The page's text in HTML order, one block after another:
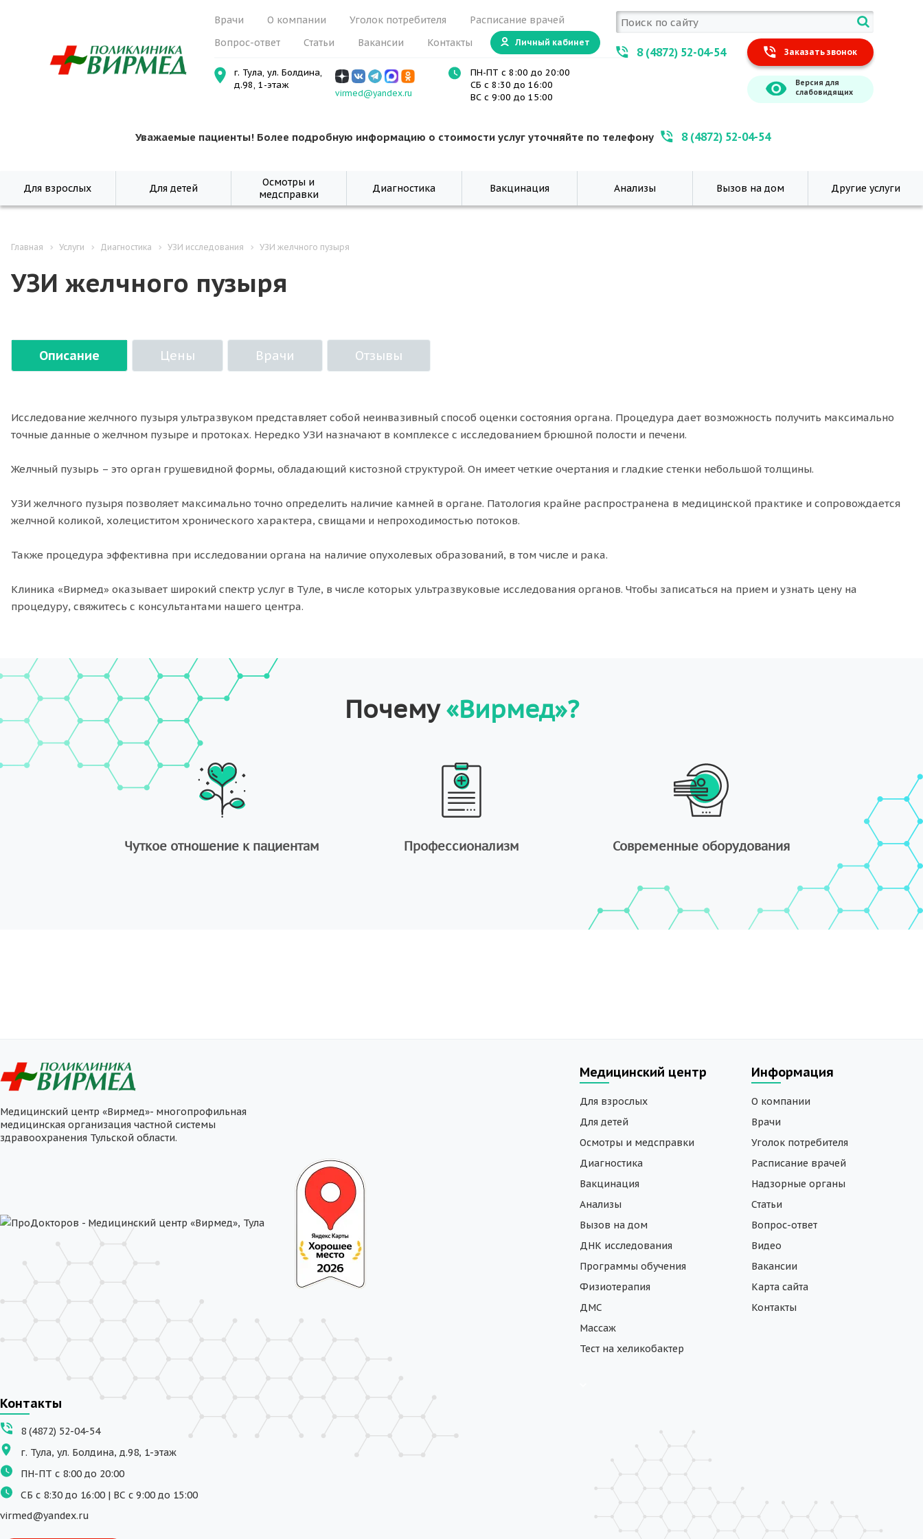
Врачи О компании Уголок потребителя
Расписание врачей
Вопрос-ответ
Статьи Вакансии Контакты Личный кабинет
г. Тула, ул. Болдина,
д.98, 1-этаж
virmed@yandex.ru
ПН-ПТ с 8:00 до 20:00
СБ с 8:30 до 16:00
ВС с 9:00 до 15:00
8 (4872) 52-04-54 Заказать звонок
Версия для
слабовидящих
Уважаемые пациенты! Более подробную информацию о стоимости услуг уточняйте по телефону 8 (4872) 52-04-54
Для взрослых Для детей
Осмотры и
медсправки
Диагностика Вакцинация Анализы Вызов на дом Другие услуги
Главная Услуги Диагностика УЗИ исследования УЗИ желчного пузыря
УЗИ желчного пузыря
Описание Цены Врачи Отзывы
Исследование желчного пузыря ультразвуком представляет собой неинвазивный способ оценки состояния органа. Процедура дает возможность получить максимально
точные данные о желчном пузыре и протоках. Нередко УЗИ назначают в комплексе с исследованием брюшной полости и печени.
Желчный пузырь – это орган грушевидной формы, обладающий кистозной структурой. Он имеет четкие очертания и гладкие стенки небольшой толщины.
УЗИ желчного пузыря позволяет максимально точно определить наличие камней в органе. Патология крайне распространена в медицинской практике и сопровождается
желчной коликой, холециститом хронического характера, свищами и непроходимостью потоков.
Также процедура эффективна при исследовании органа на наличие опухолевых образований, в том числе и рака.
Клиника «Вирмед» оказывает широкий спектр услуг в Туле, в числе которых ультразвуковые исследования органов. Чтобы записаться на прием и узнать цену на
процедуру, свяжитесь с консультантами нашего центра.
Почему«Вирмед»?
Чуткое отношение к пациентам Профессионализм Современные оборудования
Медицинский центр «Вирмед»- многопрофильная
медицинская организация частной системы
здравоохранения Тульской области.
Медицинский центр
Для взрослых
Для детей
Осмотры и медсправки
Диагностика
Вакцинация
Анализы
Вызов на дом
ДНК исследования
Программы обучения
Физиотерапия
ДМС
Массаж
Тест на хеликобактер
Информация
О компании
Врачи
Уголок потребителя
Расписание врачей
Надзорные органы
Статьи
Вопрос-ответ
Видео
Вакансии
Карта сайта
Контакты
Контакты
8 (4872) 52-04-54
г. Тула, ул. Болдина, д.98, 1-этаж
ПН-ПТ с 8:00 до 20:00
СБ с 8:30 до 16:00 | ВС с 9:00 до 15:00
virmed@yandex.ru